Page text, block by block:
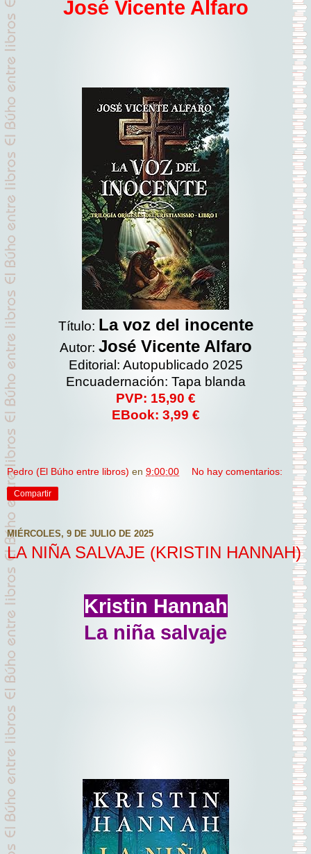
José Vicente Alfaro
Título: La voz del inocente
Autor: José Vicente Alfaro
Editorial: Autopublicado 2025
Encuadernación: Tapa blanda
PVP: 15,90 €
EBook: 3,99 €
Pedro (El Búho entre libros) en 9:00:00 No hay comentarios:
Compartir
MIÉRCOLES, 9 DE JULIO DE 2025
LA NIÑA SALVAJE (KRISTIN HANNAH)
Kristin Hannah
La niña salvaje